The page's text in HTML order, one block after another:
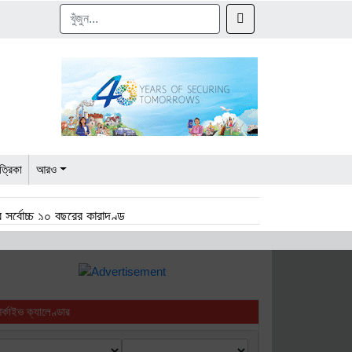
আরও
১০ বছরের কারাদণ্ড
শিগগিরই চার্জশিট
এস আর খানের মৃত্যুবার্ষিকী আজ
ক্যালেণ্ডার